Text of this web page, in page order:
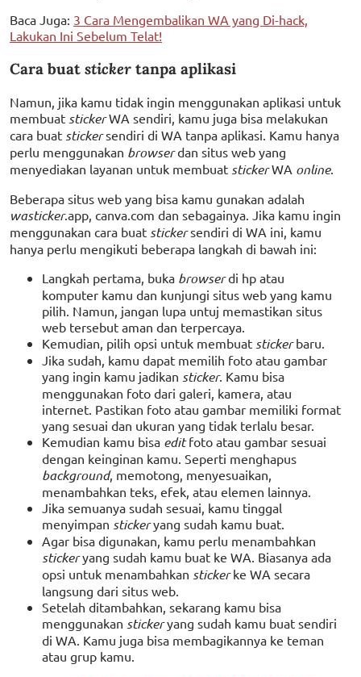
Baca Juga: 3 Cara Mengembalikan WA yang Di-hack,
Lakukan Ini Sebelum Telat!
Cara buat sticker tanpa aplikasi
Namun, jika kamu tidak ingin menggunakan aplikasi untuk
membuat stickerWA sendiri, kamu juga bisa melakukan
cara buat stickersendiri di WA tanpa aplikasi. Kamu hanya
perlu menggunakan browserdan situs web yang
menyediakan layanan untuk membuat stickerWA online.
Beberapa situs web yang bisa kamu gunakan adalah
wasticker.app, canva.com dan sebagainya. Jika kamu ingin
menggunakan cara buat stickersendiri di WA ini, kamu
hanya perlu mengikuti beberapa langkah di bawah ini:
Langkah pertama, buka browserdi hp atau
komputer kamu dan kunjungi situs web yang kamu
pilih. Namun, jangan lupa untuj memastikan situs
web tersebut aman dan terpercaya.
Kemudian, pilih opsi untuk membuat stickerbaru.
Jika sudah, kamu dapat memilih foto atau gambar
yang ingin kamu jadikan sticker. Kamu bisa
menggunakan foto dari galeri, kamera, atau
internet. Pastikan foto atau gambar memiliki format
yang sesuai dan ukuran yang tidak terlalu besar.
Kemudian kamu bisa editfoto atau gambar sesuai
dengan keinginan kamu. Seperti menghapus
background, memotong, menyesuaikan,
menambahkan teks, efek, atau elemen lainnya.
Jika semuanya sudah sesuai, kamu tinggal
menyimpan stickeryang sudah kamu buat.
Agar bisa digunakan, kamu perlu menambahkan
stickeryang sudah kamu buat ke WA. Biasanya ada
opsi untuk menambahkan stickerke WA secara
langsung dari situs web.
Setelah ditambahkan, sekarang kamu bisa
menggunakan stickeryang sudah kamu buat sendiri
di WA. Kamu juga bisa membagikannya ke teman
atau grup kamu.